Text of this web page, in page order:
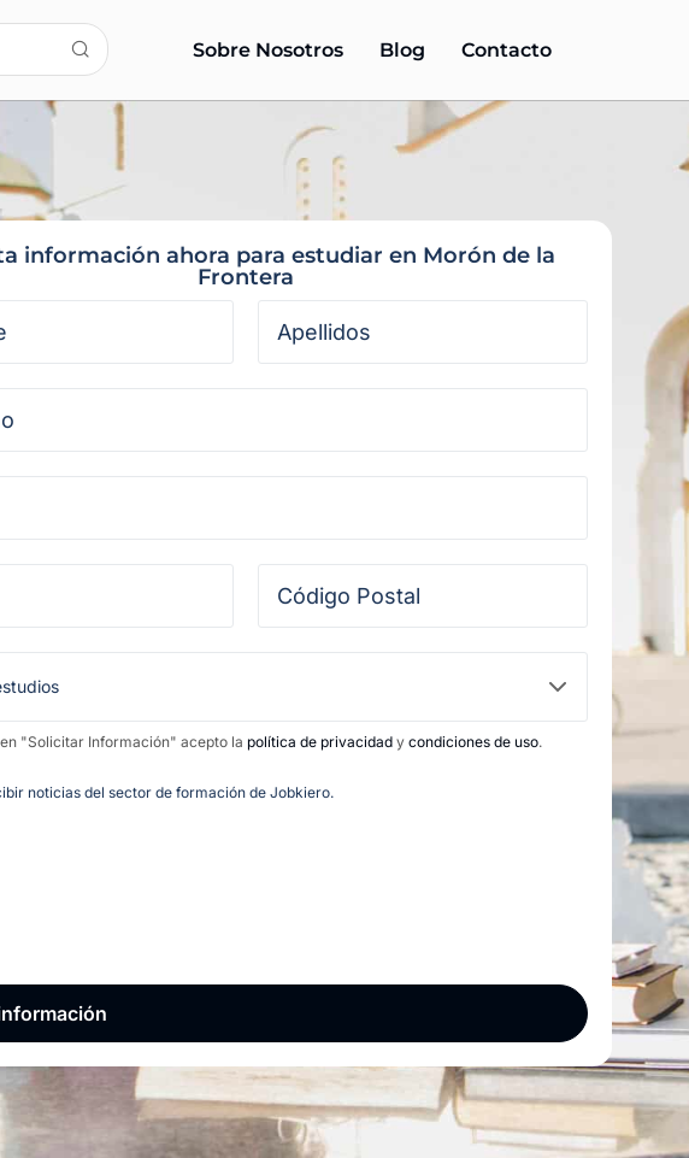
Sobre Nosotros Blog Contacto
información ahora para estudiar en Morón de la
Frontera
"Solicitar Información" acepto la política de privacidad y condiciones de uso.
noticias del sector de formación de Jobkiero.